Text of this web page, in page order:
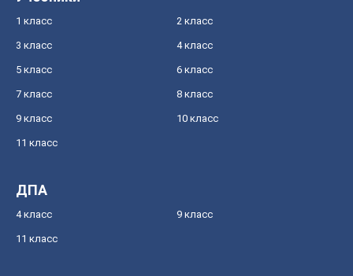
1 класс 2 класс
3 класс 4 класс
5 класс 6 класс
7 класс 8 класс
9 класс 10 класс
11 класс
ДПА
4 класс 9 класс
11 класс